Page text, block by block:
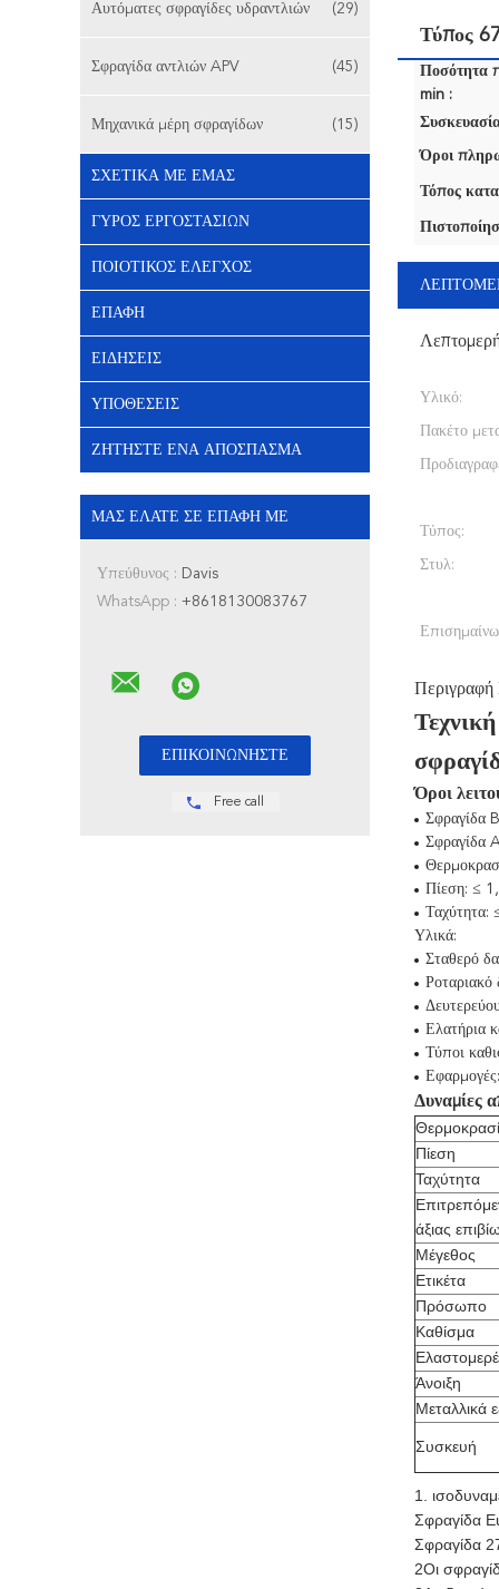
Αυτόματες σφραγίδες υδραντλιών (29)
Σφραγίδα αντλιών APV (45)
Μηχανικά μέρη σφραγίδων (15)
ΣΧΕΤΙΚΆ ΜΕ ΕΜΆΣ
ΓΎΡΟΣ ΕΡΓΟΣΤΑΣΊΩΝ
ΠΟΙΟΤΙΚΌΣ ΈΛΕΓΧΟΣ
ΕΠΑΦΉ
ΕΙΔΉΣΕΙΣ
ΥΠΟΘΈΣΕΙΣ
ΖΗΤΉΣΤΕ ΈΝΑ ΑΠΌΣΠΑΣΜΑ
ΜΑΣ ΕΛΆΤΕ ΣΕ ΕΠΑΦΉ ΜΕ
Υπεύθυνος : Davis
WhatsApp : +8618130083767
Free call
Τύπος
Ποσότητα
min :
Όροι
Τόπος
Υλικό:
Πακέτο
Τύπος:
Στυλ:
Περιγραφή
Όροι
Σφραγίδα
Σφραγίδα
Πίεση: ≤
Ταχύτητα:
Υλικά:
Σταθερό
Ροταριακό
Ελατήρια
Τύποι
Δυναμίες
Πίεση
Ταχύτητα
άξιας
Μέγεθος
Ετικέτα
Πρόσωπο
Καθίσμα
Άνοιξη
Μεταλλικά
Συσκευή
1.
Σφραγίδα
Σφραγίδα
2Οι